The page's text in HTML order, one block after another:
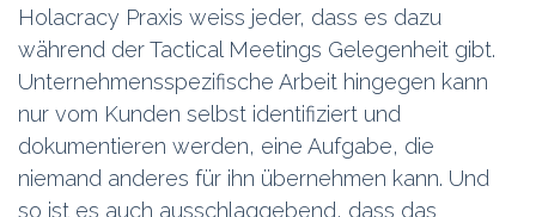
Holacracy Praxis weiss jeder, dass es dazu
während der Tactical Meetings Gelegenheit gibt.
Unternehmensspezifische Arbeit hingegen kann
nur vom Kunden selbst identifiziert und
dokumentieren werden, eine Aufgabe, die
niemand anderes für ihn übernehmen kann. Und
so ist es auch ausschlaggebend, dass das